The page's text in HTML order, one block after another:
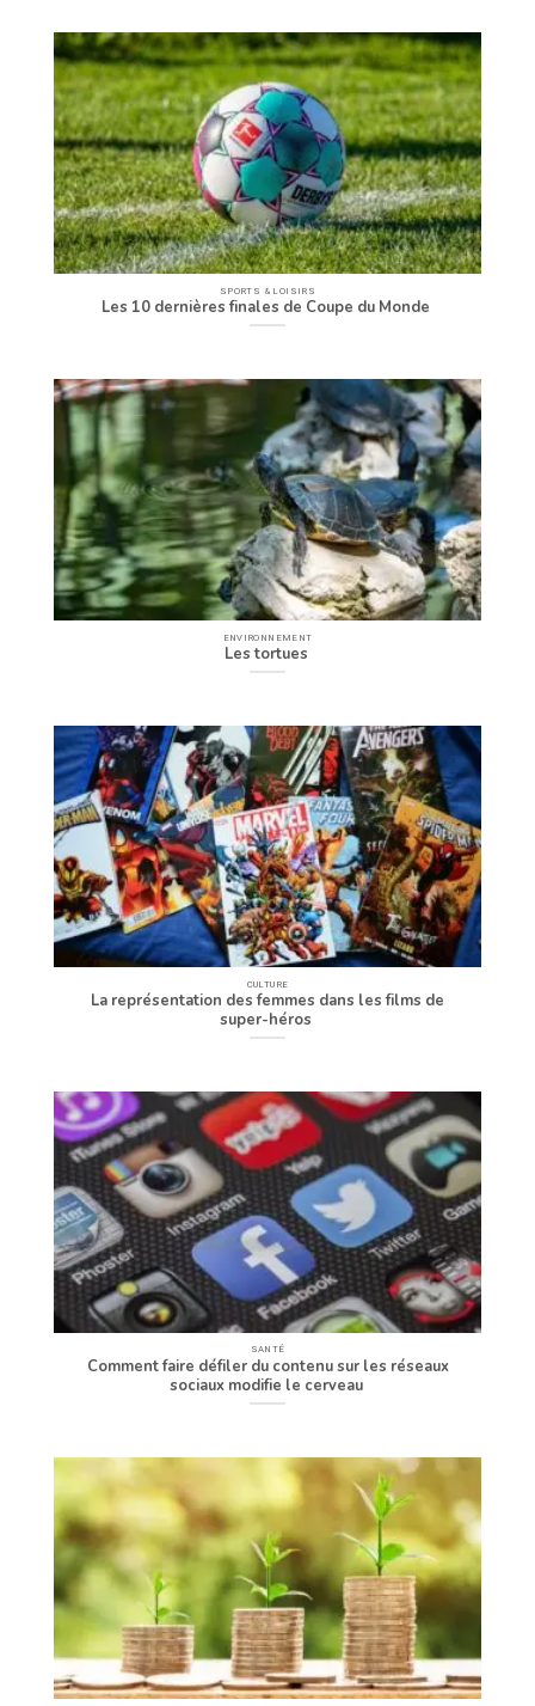
SPORTS & LOISIRS
Les 10 dernières finales de Coupe du Monde
ENVIRONNEMENT
Les tortues
CULTURE
La représentation des femmes dans les films de
super-héros
SANTÉ
Comment faire défiler du contenu sur les réseaux
sociaux modifie le cerveau